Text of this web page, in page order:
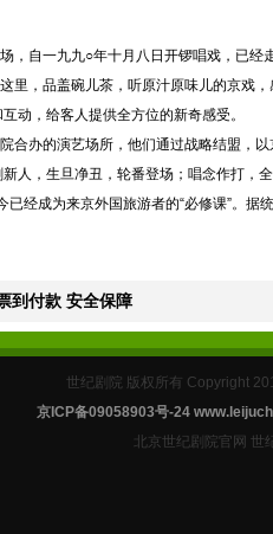
自一九九○年十月八日开锣唱戏，已经
里，品盖碗儿茶，听原汁原味儿的京戏
动，给客人提供全方位的新奇感受。
合办的演艺场所，他们通过战略结盟，
人，生旦净丑，轮番登场；唱念作打，
已经成为来京外国旅游者的“必修课”。
到付款 安全保障
世纪剧院 版权所有 Copyright
京ICP备09058903号-24
北京世纪剧院官网 世